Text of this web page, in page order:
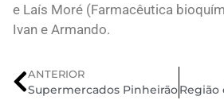
e Laís Moré (Farmacêutica
Ivan e Armando.
ANTERIOR
Supermercados Pinheirão